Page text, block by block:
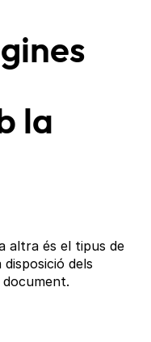
la
altra és el tipus de
dels
document.